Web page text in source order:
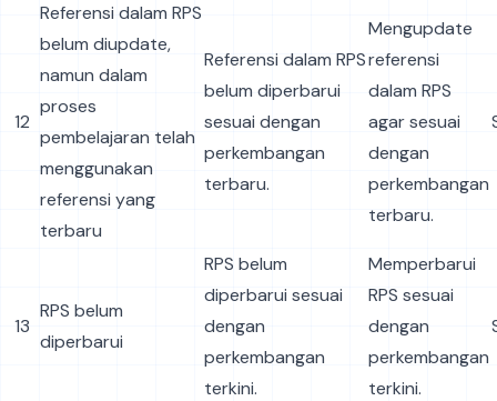
12
Referensi dalam RPS
belum diupdate,
namun dalam
proses
pembelajaran telah
menggunakan
referensi yang
terbaru
Referensi dalam RPS
belum diperbarui
sesuai dengan
perkembangan
terbaru.
Mengupdate
referensi
dalam RPS
agar sesuai
dengan
perkembangan
terbaru.
13
RPS belum
diperbarui
RPS belum
diperbarui sesuai
dengan
perkembangan
terkini.
Memperbarui
RPS sesuai
dengan
perkembangan
terkini.